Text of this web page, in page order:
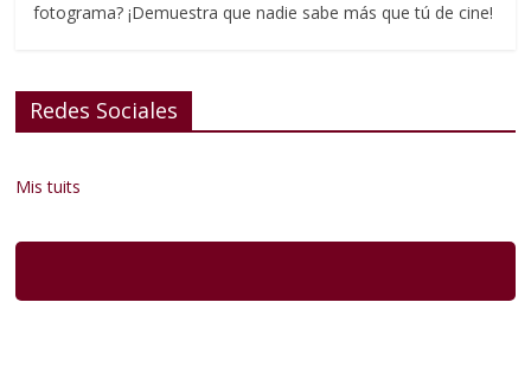
fotograma? ¡Demuestra que nadie sabe más que tú de cine!
Redes Sociales
Mis tuits